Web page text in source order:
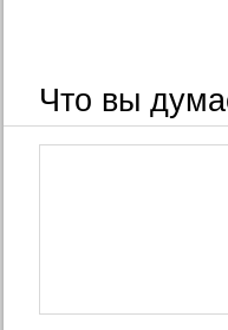
Что вы